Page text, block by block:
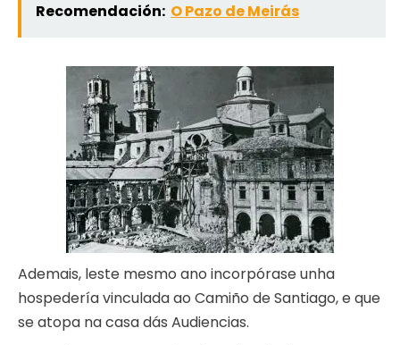
Recomendación: O Pazo de Meirás
Ademais, leste mesmo ano incorpórase unha
hospedería vinculada ao Camiño de Santiago, e que
se atopa na casa dás Audiencias.